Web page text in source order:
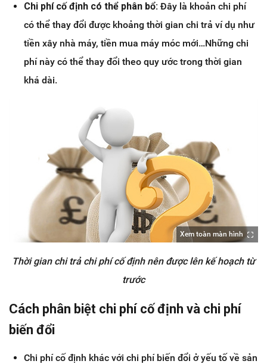
Chi phí cố định có thể phân bổ: Đây là khoản chi phí
có thể thay đổi được khoảng thời gian chi trả ví dụ như
tiền xây nhà máy, tiền mua máy móc mới…Những chi
phí này có thể thay đổi theo quy ước trong thời gian
khá dài.
Xem toàn màn hình
Thời gian chi trả chi phí cố định nên được lên kế hoạch từ
trước
Cách phân biệt chi phí cố định và chi phí
biến đổi
Chi phí cố định khác với chi phí biến đổi ở yếu tố về sản